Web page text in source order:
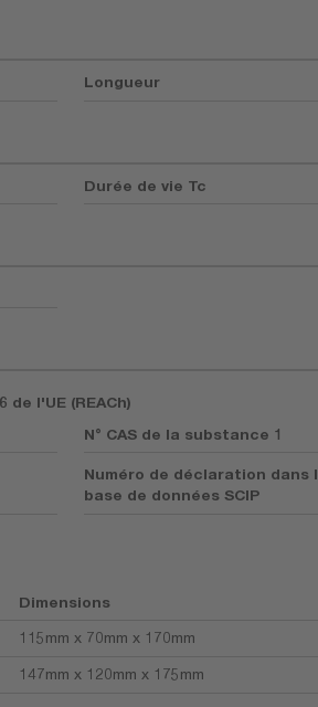
Longueur
Durée de vie Tc
l'UE (REACh)
N° CAS de la substance 1
Numéro de déclaration dans
base de données SCIP
Dimensions
115mm x 70mm x 170mm
147mm x 120mm x 175mm